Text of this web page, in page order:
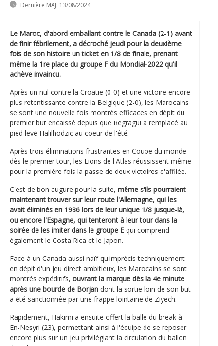
Dernière MAJ: 13/08/2024
Le Maroc, d'abord emballant contre le Canada (2-1) avant
de finir fébrilement, a décroché jeudi pour la deuxième
fois de son histoire un ticket en 1/8 de finale, prenant
même la 1re place du groupe F du Mondial-2022 qu'il
achève invaincu.
Après un nul contre la Croatie (0-0) et une victoire encore
plus retentissante contre la Belgique (2-0), les Marocains
se sont une nouvelle fois montrés efficaces en dépit du
premier but encaissé depuis que Regragui a remplacé au
pied levé Halilhodzic au coeur de l'été.
Après trois éliminations frustrantes en Coupe du monde
dès le premier tour, les Lions de l'Atlas réussissent même
pour la première fois la passe de deux victoires d'affilée.
C'est de bon augure pour la suite, même s'ils pourraient
maintenant trouver sur leur route l'Allemagne, qui les
avait éliminés en 1986 lors de leur unique 1/8 jusque-là,
ou encore l'Espagne, qui tenteront à leur tour dans la
soirée de les imiter dans le groupe E qui comprend
également le Costa Rica et le Japon.
Face à un Canada aussi naïf qu'imprécis techniquement
en dépit d'un jeu direct ambitieux, les Marocains se sont
montrés expéditifs, ouvrant la marque dès la 4e minute
après une bourde de Borjan dont la sortie loin de son but
a été sanctionnée par une frappe lointaine de Ziyech.
Rapidement, Hakimi a ensuite offert la balle du break à
En-Nesyri (23), permettant ainsi à l'équipe de se reposer
encore plus sur un jeu privilégiant la circulation du ballon